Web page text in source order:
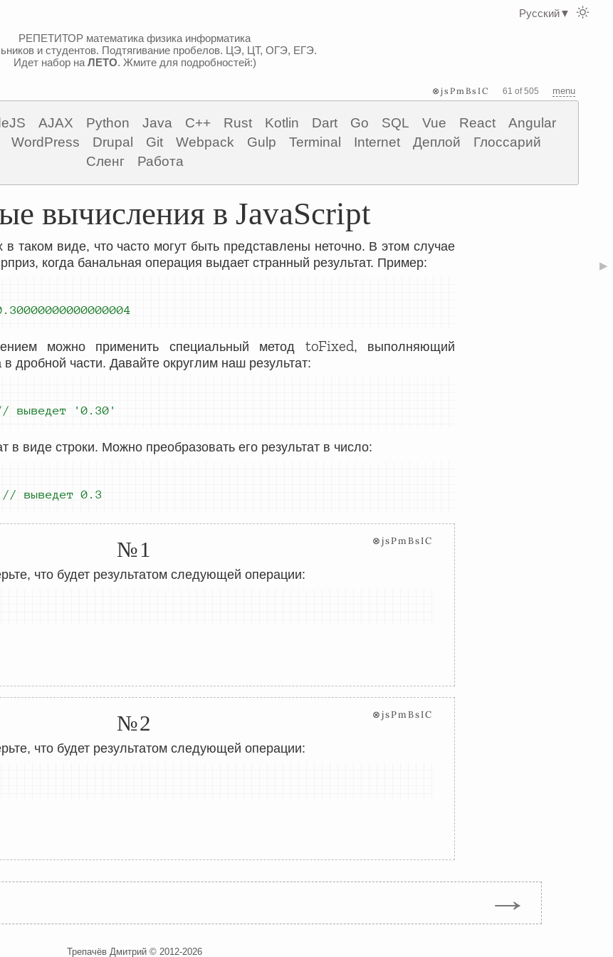
РЕПЕТИТОР математика физика информатика
и студентов. Подтягивание пробелов. ЦЭ, ЦТ, ОГЭ, ЕГЭ.
Идет набор на ЛЕТО. Жмите для подробностей:)
⊗jsPmBsIC 61 of 505 menu
AJAX Python Java C++ Rust Kotlin Dart Go SQL Vue React
Angular
WordPress Drupal Git Webpack Gulp Terminal Internet Деплой
Глоссарий
Сленг
Работа
▶
вычисления в JavaScript
таком виде, что часто могут быть представлены неточно. В этом случае
когда банальная операция выдает странный результат. Пример:
можно применить специальный метод toFixed, выполняющий
в дробной части. Давайте округлим наш результат:
выведет '0.30'
в виде строки. Можно преобразовать его результат в число:
// выведет 0.3
№1 ⊗jsPmBsIC
что будет результатом следующей операции:
№2 ⊗jsPmBsIC
что будет результатом следующей операции:
→
Трепачёв Дмитрий © 2012-2026
Русский▼